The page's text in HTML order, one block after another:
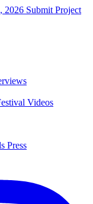
2026 Submit Project
Videos
Press